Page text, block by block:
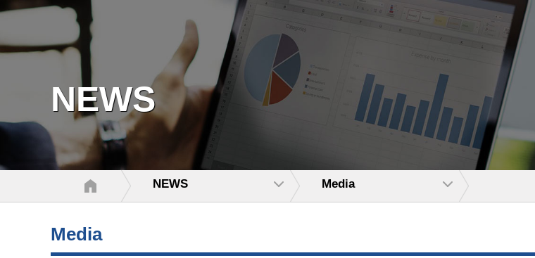
NEWS
NEWS Media
Media